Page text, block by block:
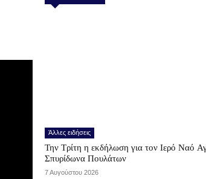
Άλλες ειδήσεις
Την Τρίτη η εκδήλωση για τον Ιερό Ναό
Σπυρίδωνα Πουλάτων
7 Αυγούστου 2026